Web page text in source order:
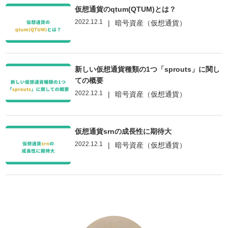
仮想通貨のqtum(QTUM)とは？
2022.12.1 | 暗号資産（仮想通貨）
新しい仮想通貨種類の1つ「sprouts」に関し
ての概要
2022.12.1 | 暗号資産（仮想通貨）
仮想通貨srnの成長性に期待大
2022.12.1 | 暗号資産（仮想通貨）